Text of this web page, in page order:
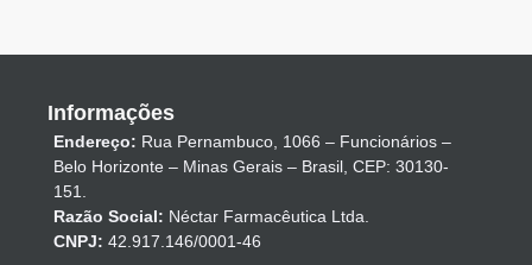
Informações
Endereço: Rua Pernambuco, 1066 – Funcionários –
Belo Horizonte – Minas Gerais – Brasil, CEP: 30130-
151.
Razão Social: Néctar Farmacêutica Ltda.
CNPJ: 42.917.146/0001-46